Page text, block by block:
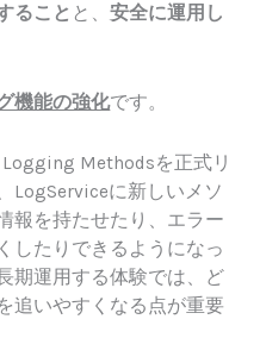
ること と、安全に運用し
機能の強化です。
Methodsを正式リ
LogServiceに新しいメソ
報を持たせたり、エラー
したりできるようになっ
期運用する体験では、ど
追いやすくなる点が重要